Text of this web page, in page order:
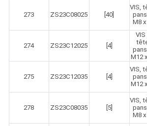
273 ZS23C08025 [40]
VIS,
M8
274 ZS23C12025 [4]
VIS
M12
275 ZS23C12035 [4]
VIS,
M12
278 ZS23C08035 [5]
VIS,
M8